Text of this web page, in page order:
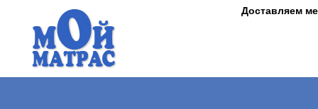
Доставляем